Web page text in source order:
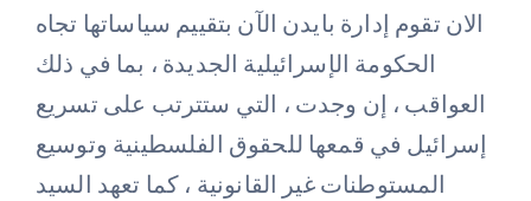
الان تقوم إدارة بايدن الآن بتقييم سياساتها تجاه
الحكومة الإسرائيلية الجديدة ، بما في ذلك
العواقب ، إن وجدت ، التي ستترتب على تسريع
إسرائيل في قمعها للحقوق الفلسطينية وتوسيع
المستوطنات غير القانونية ، كما تعهد السيد